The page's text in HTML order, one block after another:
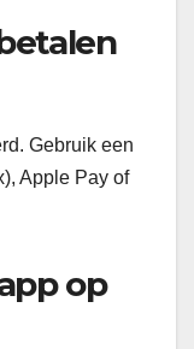
Gebruik een
Apple Pay of
op